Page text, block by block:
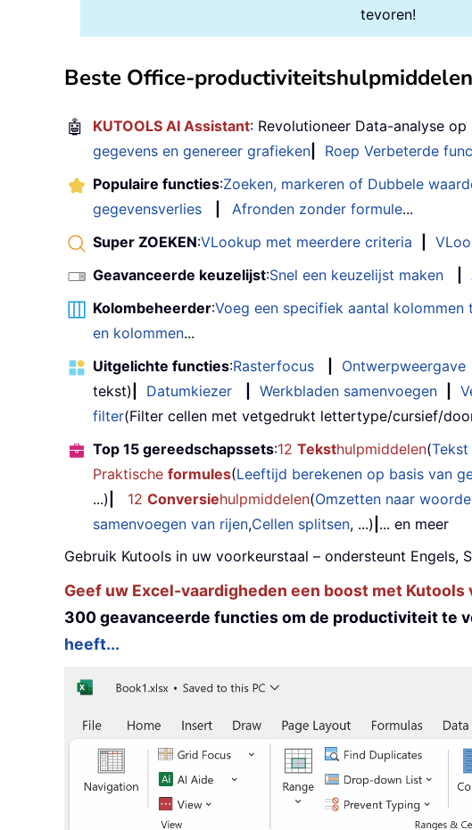
tevoren!
Beste Office-productiviteitshulpmiddelen
🤖 KUTOOLS AI Assistant: Revolutioneer Data-analyse op
gegevens en genereer grafieken
Roep Verbeterde
Populaire functies:Zoeken, markeren of Dubbele
gegevensverlies
Afronden zonder formule...
Super ZOEKEN:VLookup met meerdere criteria
Geavanceerde keuzelijst:Snel een keuzelijst maken
Kolombeheerder:Voeg een specifiek aantal kolommen
en kolommen...
Uitgelichte functies:Rasterfocus Ontwerpweergave
tekst)
Datumkiezer Werkbladen samenvoegen
filter(Filter cellen met vetgedrukt lettertype/cursief/
Top 15 gereedschapssets:12 Teksthulpmiddelen(
Praktische formules(Leeftijd berekenen op basis van
...)
12 Conversiehulpmiddelen(Omzetten naar
samenvoegen van rijen,Cellen splitsen, ...) ... en meer
Gebruik Kutools in uw voorkeurstaal – ondersteunt Engels,
Geef uw Excel-vaardigheden een boost met
300 geavanceerde functies om de productiviteit te
heeft...